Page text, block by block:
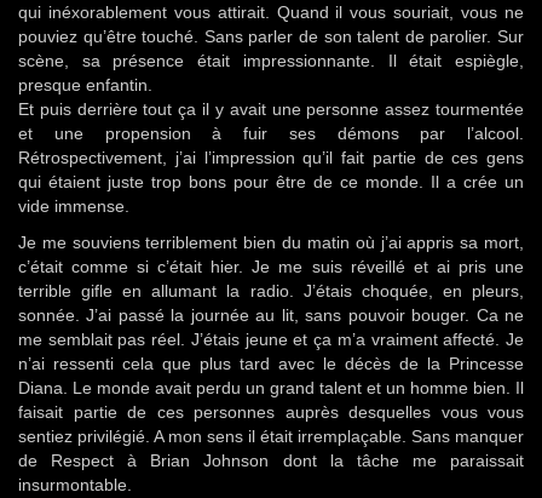
qui inéxorablement vous attirait. Quand il vous souriait, vous ne
pouviez qu’être touché. Sans parler de son talent de parolier. Sur
scène, sa présence était impressionnante. Il était espiègle,
presque enfantin.
Et puis derrière tout ça il y avait une personne assez tourmentée
et une propension à fuir ses démons par l’alcool.
Rétrospectivement, j’ai l’impression qu’il fait partie de ces gens
qui étaient juste trop bons pour être de ce monde. Il a crée un
vide immense.
Je me souviens terriblement bien du matin où j’ai appris sa mort,
c’était comme si c’était hier. Je me suis réveillé et ai pris une
terrible gifle en allumant la radio. J’étais choquée, en pleurs,
sonnée. J’ai passé la journée au lit, sans pouvoir bouger. Ca ne
me semblait pas réel. J’étais jeune et ça m’a vraiment affecté. Je
n’ai ressenti cela que plus tard avec le décès de la Princesse
Diana. Le monde avait perdu un grand talent et un homme bien. Il
faisait partie de ces personnes auprès desquelles vous vous
sentiez privilégié. A mon sens il était irremplaçable. Sans manquer
de Respect à Brian Johnson dont la tâche me paraissait
insurmontable.